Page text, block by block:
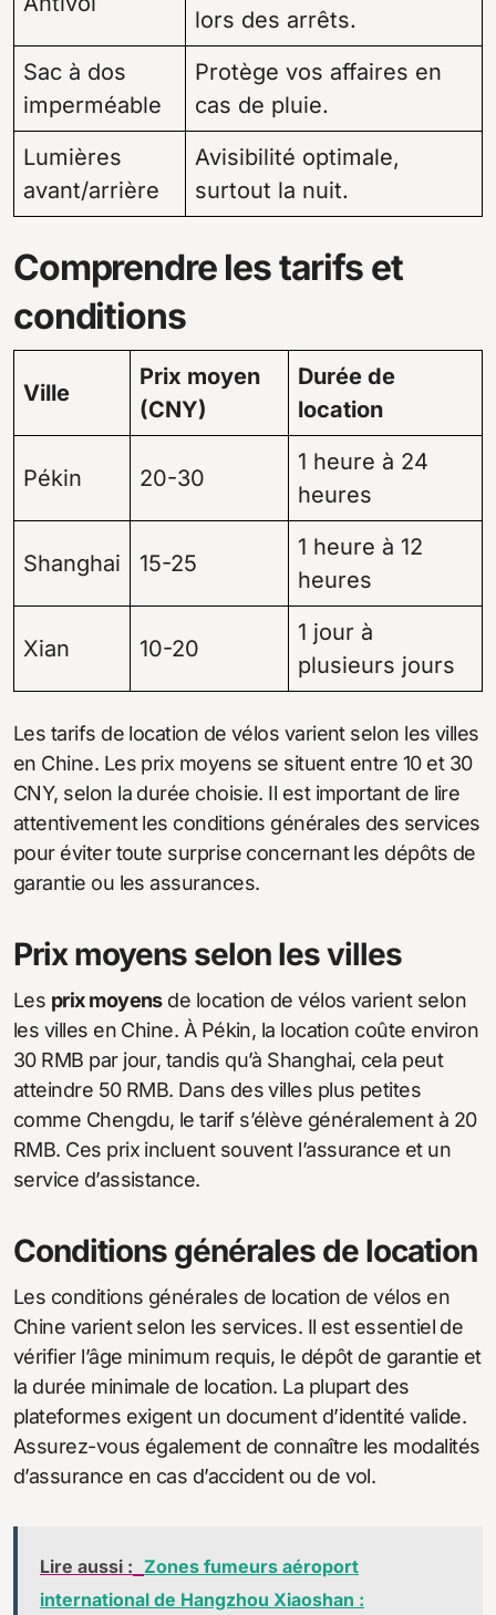
lors des arrêts.
Sac à dos
imperméable
Protège vos affaires en
cas de pluie.
Lumières
avant/arrière
Avisibilité optimale,
surtout la nuit.
Comprendre les tarifs et
conditions
Ville
Prix moyen
(CNY)
Durée de
location
Pékin 20-30
1 heure à 24
heures
Shanghai 15-25
1 heure à 12
heures
Xian 10-20
1 jour à
plusieurs jours
Les tarifs de location de vélos varient selon les villes
en Chine. Les prix moyens se situent entre 10 et 30
CNY, selon la durée choisie. Il est important de lire
attentivement les conditions générales des services
pour éviter toute surprise concernant les dépôts de
garantie ou les assurances.
Prix moyens selon les villes
Les prix moyensde location de vélos varient selon
les villes en Chine. À Pékin, la location coûte environ
30 RMB par jour, tandis qu’à Shanghai, cela peut
atteindre 50 RMB. Dans des villes plus petites
comme Chengdu, le tarif s’élève généralement à 20
RMB. Ces prix incluent souvent l’assurance et un
service d’assistance.
Conditions générales de location
Les conditions générales de location de vélos en
Chine varient selon les services. Il est essentiel de
vérifier l’âge minimum requis, le dépôt de garantie et
la durée minimale de location. La plupart des
plateformes exigent un document d’identité valide.
Assurez-vous également de connaître les modalités
d’assurance en cas d’accident ou de vol.
Lire aussi : Zones fumeurs aéroport
international de Hangzhou Xiaoshan :